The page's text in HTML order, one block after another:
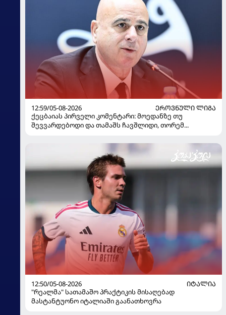
12:59/05-08-2026
ᲔᲠᲝᲕᲜᲣᲚᲘ ᲚᲘᲒᲐ
ქეცბაიას პირველი კომენტარი: მოედანზე თუ
შევვარდებოდი და თამაშს ჩავშლიდი, თორემ...
12:50/05-08-2026
ᲘᲢᲐᲚᲘᲐ
"რეალმა" სათამაშო პრაქტიკის მისაღებად
მასტანტუონო იტალიაში გაანათხოვრა